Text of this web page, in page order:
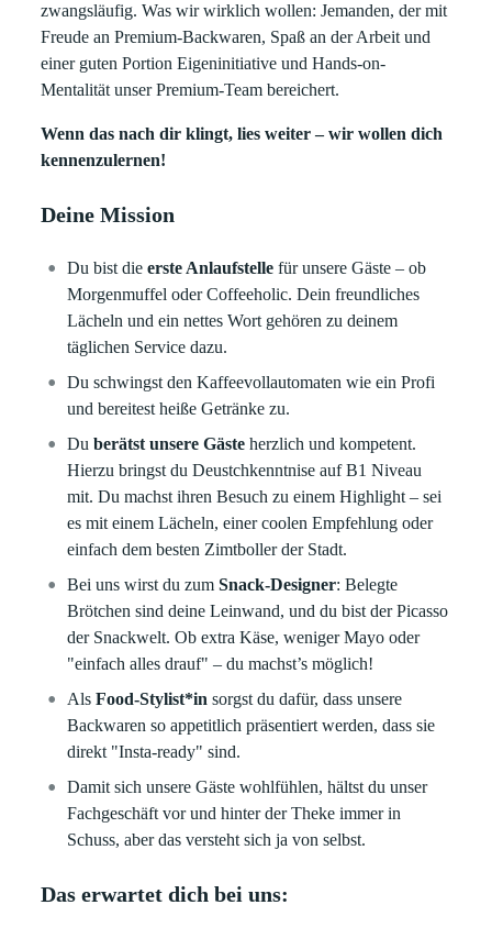
zwangsläufig. Was wir wirklich wollen: Jemanden, der mit
Freude an Premium-Backwaren, Spaß an der Arbeit und
einer guten Portion Eigeninitiative und Hands-on-
Mentalität unser Premium-Team bereichert.
Wenn das nach dir klingt, lies weiter – wir wollen dich
kennenzulernen!
Deine Mission
Du bist dieerste Anlaufstellefür unsere Gäste – ob
Morgenmuffel oder Coffeeholic. Dein freundliches
Lächeln und ein nettes Wort gehören zu deinem
täglichen Service dazu.
Du schwingst den Kaffeevollautomaten wie ein Profi
und bereitest heiße Getränke zu.
Du berätst unsere Gästeherzlich und kompetent.
Hierzu bringst du Deustchkenntnise auf B1 Niveau
mit. Du machst ihren Besuch zu einem Highlight – sei
es mit einem Lächeln, einer coolen Empfehlung oder
einfach dem besten Zimtboller der Stadt.
Bei uns wirst du zum Snack-Designer: Belegte
Brötchen sind deine Leinwand, und du bist der Picasso
der Snackwelt. Ob extra Käse, weniger Mayo oder
"einfach alles drauf" – du machst’s möglich!
AlsFood-Stylist*in sorgst du dafür, dass unsere
Backwaren so appetitlich präsentiert werden, dass sie
direkt "Insta-ready" sind.
Damit sich unsere Gäste wohlfühlen, hältst du unser
Fachgeschäft vor und hinter der Theke immer in
Schuss, aber das versteht sich ja von selbst.
Das erwartet dich bei uns: